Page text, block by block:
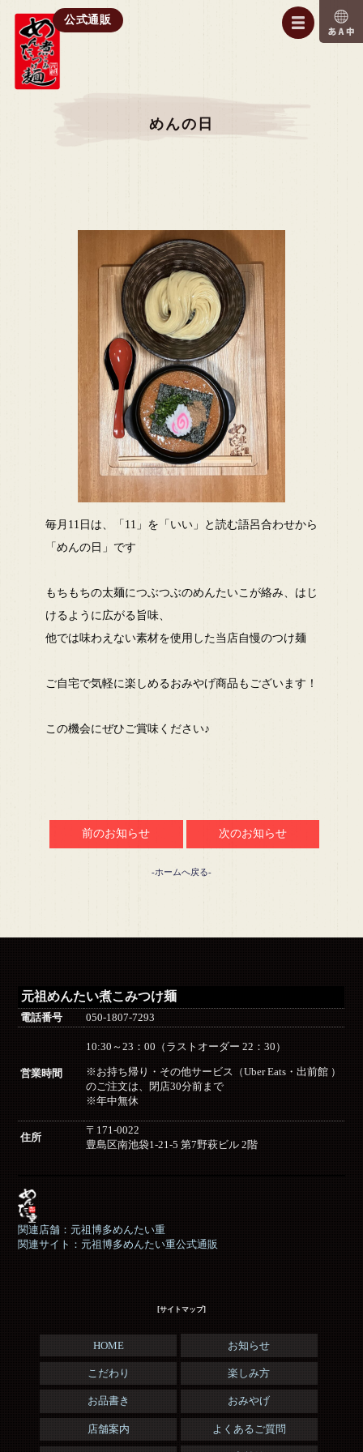
公式通販
めんの日
毎月11日は、「11」を「いい」と読む語呂合わせから
「めんの日」です
もちもちの太麺につぶつぶのめんたいこが絡み、はじ
けるように広がる旨味、
他では味わえない素材を使用した当店自慢のつけ麺
ご自宅で気軽に楽しめるおみやげ商品もございます！
この機会にぜひご賞味ください♪
前のお知らせ 次のお知らせ
-ホームへ戻る-
元祖めんたい煮こみつけ麺
電話番号 050-1807-7293
営業時間
10:30～23：00（ラストオーダー 22：30）
※お持ち帰り・その他サービス（Uber Eats・出前館 ）
のご注文は、閉店30分前まで
※年中無休
住所
〒171-0022
豊島区南池袋1-21-5 第7野萩ビル 2階
関連店舗：元祖博多めんたい重
関連サイト：元祖博多めんたい重公式通販
[サイトマップ]
HOME お知らせ
こだわり 楽しみ方
お品書き おみやげ
店舗案内 よくあるご質問